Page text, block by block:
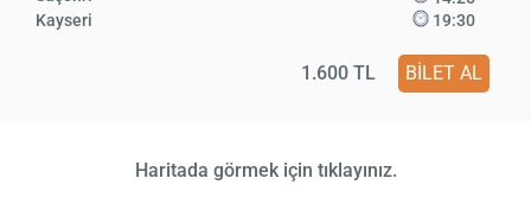
Kayseri
19:30
1.600 TL BİLET AL
Haritada görmek için tıklayınız.